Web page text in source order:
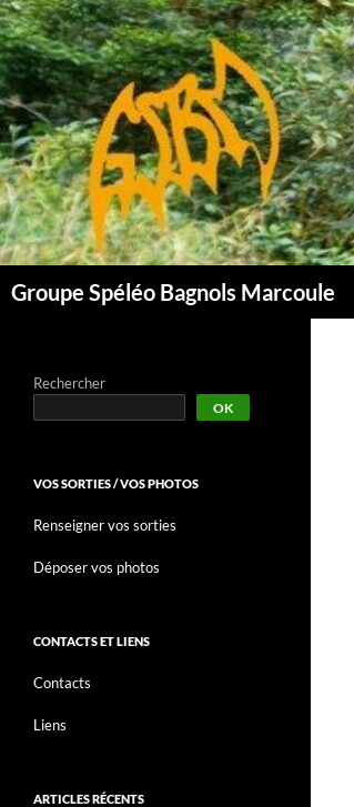
Aller
au
contenu
Groupe Spéléo Bagnols Marcoule
Rechercher
OK
VOS SORTIES / VOS PHOTOS
Renseigner vos sorties
Déposer vos photos
CONTACTS ET LIENS
Contacts
Liens
ARTICLES RÉCENTS